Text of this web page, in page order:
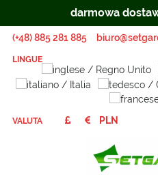
(+48) 885 281 885
LINGUE
VALUTA
darmowa